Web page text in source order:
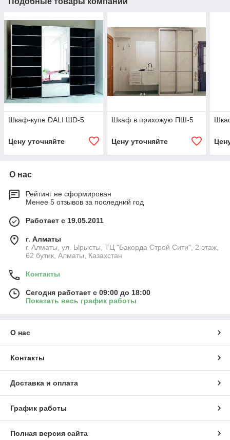
Шкаф-купе DALI ШD-5
Цену уточняйте
Шкаф в прихожую ПШ-5
Цену уточняйте
О нас
Рейтинг не сформирован
Менее 5 отзывов за последний год
Работает с 19.05.2011
г. Алматы
г. Алматы, ул. Ырысты, ТЦ "Бакорда Строй Сити", 2 этаж,
62 бутик, Алматы, Казахстан
Контакты
Сегодня работает с 09:00 до 18:00
Показать весь график работы
О нас
Контакты
Доставка и оплата
График работы
Полная версия сайта